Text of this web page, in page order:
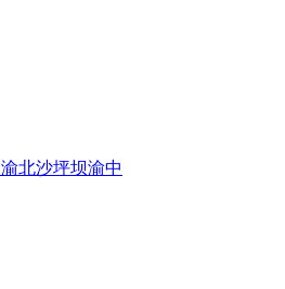
渝北沙坪坝渝中